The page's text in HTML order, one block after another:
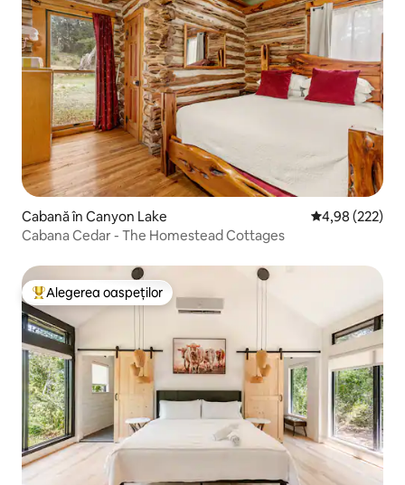
Cabană în Canyon Lake Scor mediu de
4,98 (222)
Cabana Cedar - The Homestead Cottages
Locuință din topul categoriei Alegerea oaspeților
Alegerea oaspeților